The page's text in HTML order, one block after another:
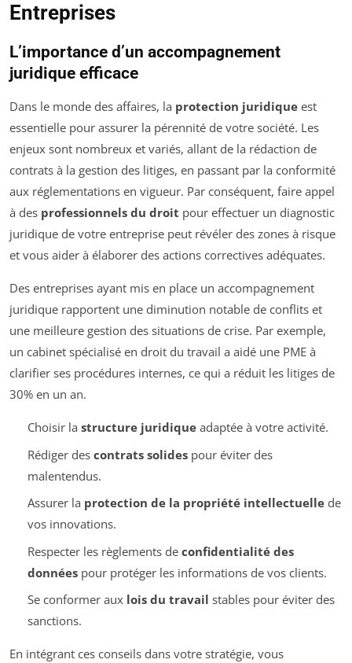
Entreprises
L’importance d’un accompagnement
juridique efficace
Dans le monde des affaires, la protection juridique est
essentielle pour assurer la pérennité de votre société. Les
enjeux sont nombreux et variés, allant de la rédaction de
contrats à la gestion des litiges, en passant par la conformité
aux réglementations en vigueur. Par conséquent, faire appel
à des professionnels du droit pour effectuer un diagnostic
juridique de votre entreprise peut révéler des zones à risque
et vous aider à élaborer des actions correctives adéquates.
Des entreprises ayant mis en place un accompagnement
juridique rapportent une diminution notable de conflits et
une meilleure gestion des situations de crise. Par exemple,
un cabinet spécialisé en droit du travail a aidé une PME à
clarifier ses procédures internes, ce qui a réduit les litiges de
30% en un an.
Choisir la structure juridiqueadaptée à votre activité.
Rédiger des contrats solidespour éviter des
malentendus.
Assurer la protection de la propriété intellectuellede
vos innovations.
Respecter les règlements de confidentialité des
donnéespour protéger les informations de vos clients.
Se conformer aux lois du travail stables pour éviter des
sanctions.
En intégrant ces conseils dans votre stratégie, vous